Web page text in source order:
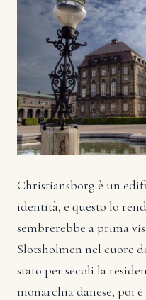
Christiansborg è un
identità, e questo lo
sembrerebbe a prima
Slotsholmen nel cuore
stato per secoli la
monarchia danese, poi